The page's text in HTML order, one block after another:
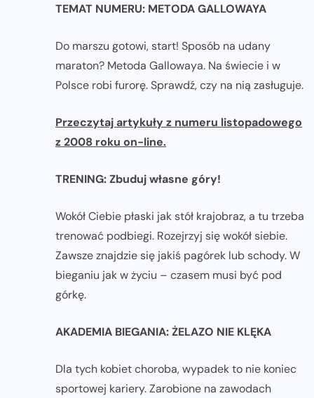
TEMAT NUMERU: METODA GALLOWAYA
Do marszu gotowi, start! Sposób na udany
maraton? Metoda Gallowaya. Na świecie i w
Polsce robi furorę. Sprawdź, czy na nią zasługuje.
Przeczytaj artykuły z numeru listopadowego
z 2008 roku on-line.
TRENING: Zbuduj własne góry!
Wokół Ciebie płaski jak stół krajobraz, a tu trzeba
trenować podbiegi. Rozejrzyj się wokół siebie.
Zawsze znajdzie się jakiś pagórek lub schody. W
bieganiu jak w życiu – czasem musi być pod
górkę.
AKADEMIA BIEGANIA: ŻELAZO NIE KLĘKA
Dla tych kobiet choroba, wypadek to nie koniec
sportowej kariery. Zarobione na zawodach